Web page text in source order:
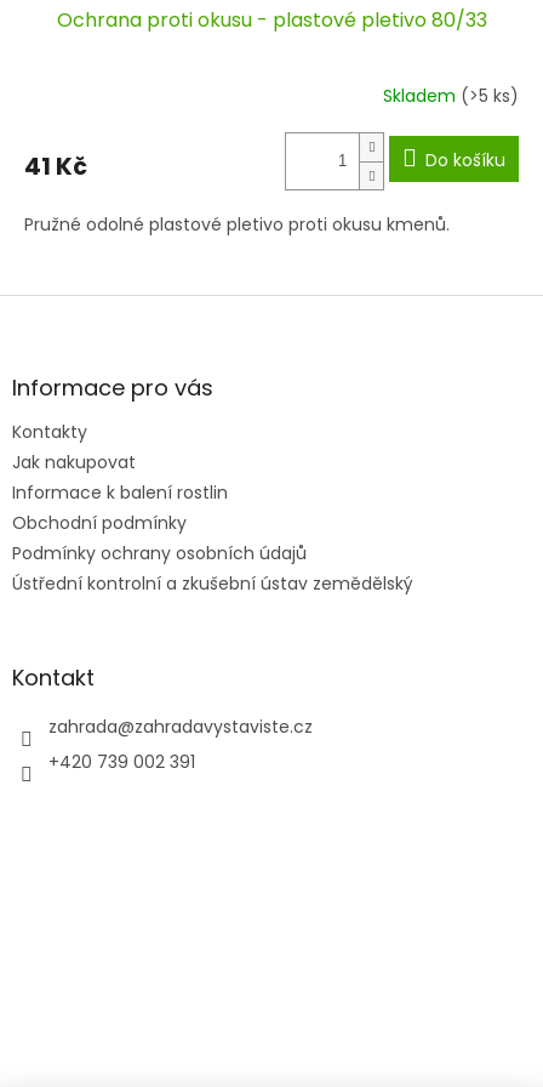
Ochrana proti okusu - plastové pletivo 80/33
Skladem (>5 ks)
41 Kč Do košíku
Pružné odolné plastové pletivo proti okusu kmenů.
Z
aInformace pro vás
Kontakty
Jak nakupovat
Informace k balení rostlin
Obchodní podmínky
Podmínky ochrany osobních údajů
Ústřední kontrolní a zkušební ústav zemědělský
Kontakt
zahrada@zahradavystaviste.cz
+420 739 002 391